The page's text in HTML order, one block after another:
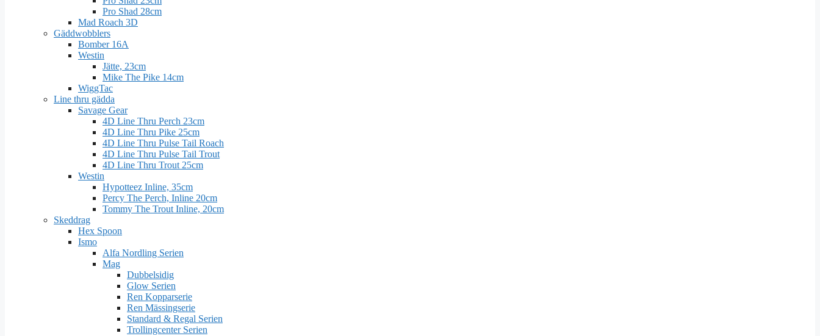
Pro Shad 28cm
Mad Roach 3D
Gäddwobblers
Bomber 16A
Westin
Jätte, 23cm
Mike The Pike 14cm
WiggTac
Line thru gädda
Savage Gear
4D Line Thru Perch 23cm
4D Line Thru Pike 25cm
4D Line Thru Pulse Tail Roach
4D Line Thru Pulse Tail Trout
4D Line Thru Trout 25cm
Westin
Hypotteez Inline, 35cm
Percy The Perch, Inline 20cm
Tommy The Trout Inline, 20cm
Skeddrag
Hex Spoon
Ismo
Alfa Nordling Serien
Mag
Dubbelsidig
Glow Serien
Ren Kopparserie
Ren Mässingserie
Standard & Regal Serien
Trollingcenter Serien